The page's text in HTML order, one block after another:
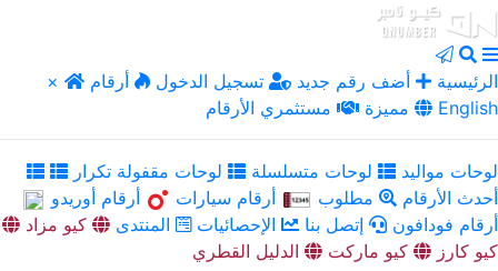
× الرئيسية أضف رقم جديد تسجيل الدخول
أرقام
مميزة
مستثمري الأرقام English
لوحات مواليد لوحات متسلسلة
لوحات مقفولة تكرار
أحدث الأرقام
مطلوب أرقام سيارات
أرقام أوريدو
أرقام فودافون
إتصل بنا الإحصائيات المنتدى
كيو مزاد
كيو كارز
كيو ماركت الدليل القطري